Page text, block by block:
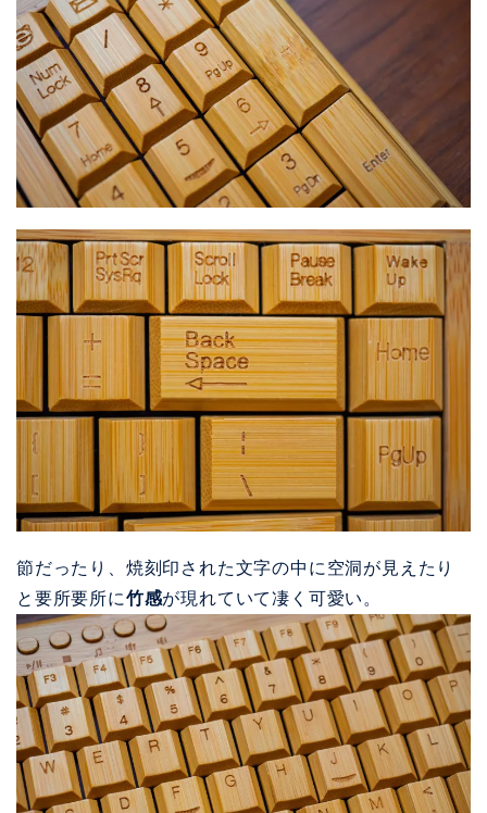
節だったり、 焼刻印された文字の中に空洞が見えたり
と 要所要所に竹感が現れていて凄く可愛い。